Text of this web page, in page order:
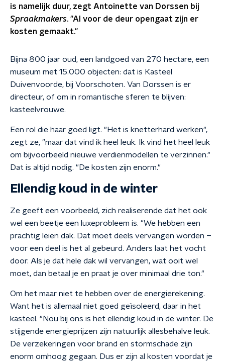
is namelijk duur, zegt Antoinette van Dorssen bij
Spraakmakers. "Al voor de deur opengaat zijn er
kosten gemaakt."
Bijna 800 jaar oud, een landgoed van 270 hectare, een
museum met 15.000 objecten: dat is Kasteel
Duivenvoorde, bij Voorschoten. Van Dorssen is er
directeur, of om in romantische sferen te blijven:
kasteelvrouwe.
Een rol die haar goed ligt. "Het is knetterhard werken",
zegt ze, "maar dat vind ik heel leuk. Ik vind het heel leuk
om bijvoorbeeld nieuwe verdienmodellen te verzinnen."
Dat is altijd nodig. "De kosten zijn enorm."
Ellendig koud in de winter
Ze geeft een voorbeeld, zich realiserende dat het ook
wel een beetje een luxeprobleem is. "We hebben een
prachtig leien dak. Dat moet deels vervangen worden –
voor een deel is het al gebeurd. Anders laat het vocht
door. Als je dat hele dak wil vervangen, wat ooit wel
moet, dan betaal je en praat je over minimaal drie ton."
Om het maar niet te hebben over de energierekening.
Want het is allemaal niet goed geïsoleerd, daar in het
kasteel. "Nou bij ons is het ellendig koud in de winter. De
stijgende energieprijzen zijn natuurlijk allesbehalve leuk.
De verzekeringen voor brand en stormschade zijn
enorm omhoog gegaan. Dus er zijn al kosten voordat je